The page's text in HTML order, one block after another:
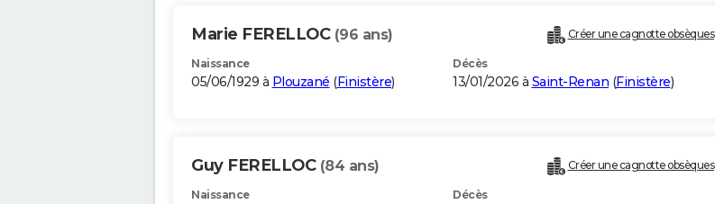
Marie FERELLOC (96 ans) Créer une cagnotte obsèques
Naissance
05/06/1929 à Plouzané (Finistère)
Décès
13/01/2026 à Saint-Renan (Finistère)
Guy FERELLOC (84 ans) Créer une cagnotte obsèques
Naissance Décès